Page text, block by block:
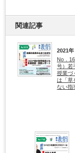
関連記事
2021年
No．
号）若
授業づ
は「草
ない指